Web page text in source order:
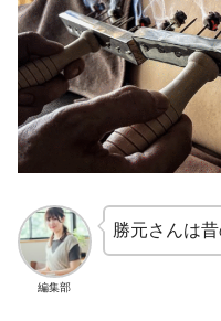
編集部
勝元さんは